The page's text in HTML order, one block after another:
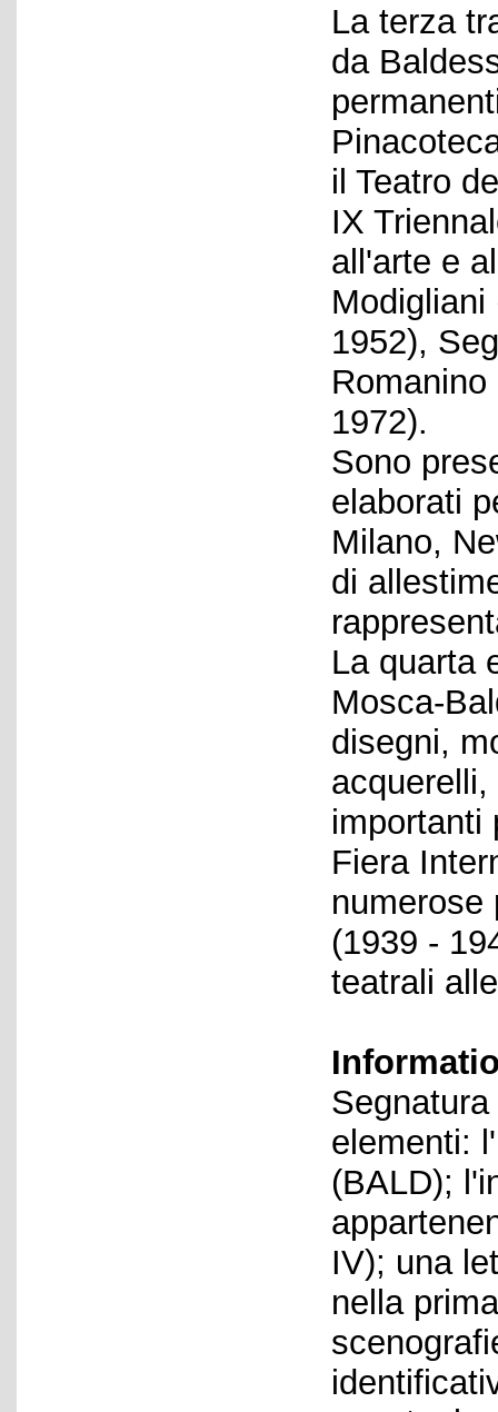
La terza
da
il Teatro
IX
all'arte e
Modigliani
1952),
1972).
Sono
elaborati
Milano,
di
La quarta
Mosca-
disegni,
importanti
Fiera
numerose
(1939 -
teatrali
elementi:
(BALD);
IV); una
nella